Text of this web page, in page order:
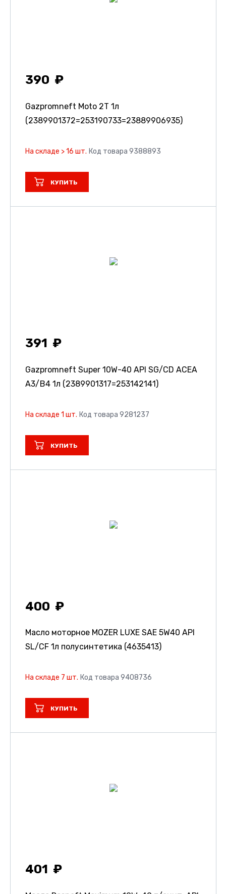
390
Gazpromneft Moto 2T 1л
(2389901372=253190733=23889906935)
На складе > 16 шт. Код товара 9388893
КУПИТЬ
391
Gazpromneft Super 10W-40 API SG/CD ACEA
A3/B4 1л (2389901317=253142141)
На складе 1 шт. Код товара 9281237
КУПИТЬ
400
Масло моторное MOZER LUXE SAE 5W40 API
SL/CF 1л полусинтетика (4635413)
На складе 7 шт. Код товара 9408736
КУПИТЬ
401